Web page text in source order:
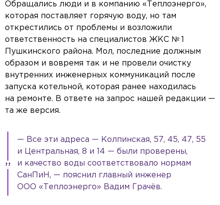
Обращались люди и в компанию «Теплоэнерго»,
которая поставляет горячую воду, но там
открестились от проблемы и возложили
ответственность на специалистов ЖКС № 1
Пушкинского района. Мол, последние должным
образом и вовремя так и не провели очистку
внутренних инженерных коммуникаций после
запуска котельной, которая ранее находилась
на ремонте. В ответе на запрос нашей редакции —
та же версия.
— Все эти адреса — Колпинская, 57, 45, 47, 55
и Центральная, 8 и 14 — были проверены,
и качество воды соответствовало нормам
СанПиН, — пояснил главный инженер
ООО «Теплоэнерго» Вадим Грачёв.